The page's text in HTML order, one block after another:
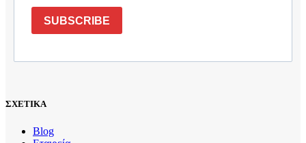
SUBSCRIBE
ΣΧΕΤΙΚΑ
Blog